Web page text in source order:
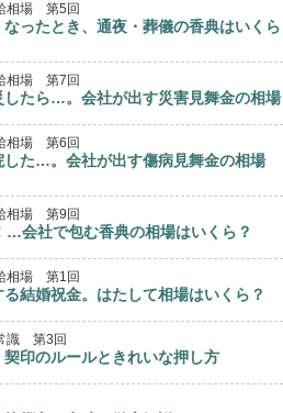
相場 第5回
ったとき、通夜・葬儀の香典はいくら
相場 第7回
したら…。会社が出す災害見舞金の相場
相場 第6回
した…。会社が出す傷病見舞金の相場
相場 第9回
…会社で包む香典の相場はいくら？
相場 第1回
結婚祝金。はたして相場はいくら？
識 第3回
印のルールときれいな押し方